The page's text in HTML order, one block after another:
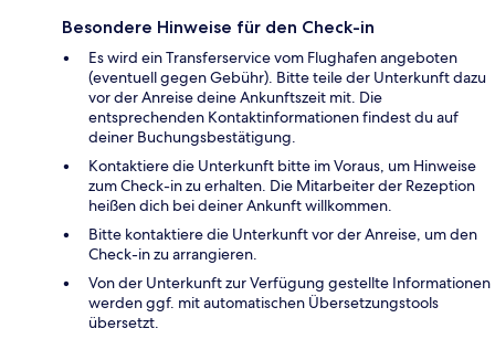
Besondere Hinweise für den Check-in
Es wird ein Transferservice vom Flughafen angeboten
(eventuell gegen Gebühr). Bitte teile der Unterkunft dazu
vor der Anreise deine Ankunftszeit mit. Die
entsprechenden Kontaktinformationen findest du auf
deiner Buchungsbestätigung.
Kontaktiere die Unterkunft bitte im Voraus, um Hinweise
zum Check-in zu erhalten. Die Mitarbeiter der Rezeption
heißen dich bei deiner Ankunft willkommen.
Bitte kontaktiere die Unterkunft vor der Anreise, um den
Check-in zu arrangieren.
Von der Unterkunft zur Verfügung gestellte Informationen
werden ggf. mit automatischen Übersetzungstools
übersetzt.